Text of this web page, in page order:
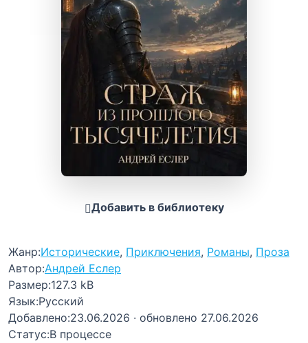
Добавить в библиотеку
Жанр:Исторические, Приключения, Романы, Проза
Автор:Андрей Еслер
Размер:127.3 kB
Язык:Русский
Добавлено:23.06.2026 · обновлено 27.06.2026
Статус:В процессе